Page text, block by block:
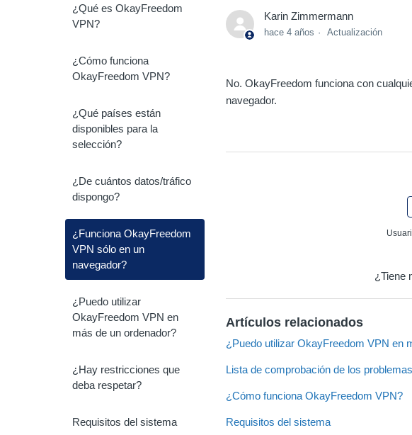
¿Qué es OkayFreedom
VPN?
¿Cómo funciona
OkayFreedom VPN?
¿Qué países están
disponibles para la
selección?
¿De cuántos datos/tráfico
dispongo?
¿Funciona OkayFreedom
VPN sólo en un
navegador?
¿Puedo utilizar
OkayFreedom VPN en
más de un ordenador?
¿Hay restricciones que
deba respetar?
Requisitos del sistema
Karin Zimmermann
hace 4 años Actualización
No. OkayFreedom funciona con
navegador.
¿Tiene
Artículos relacionados
¿Puedo utilizar OkayFreedom VPN en
Lista de comprobación de los
¿Cómo funciona OkayFreedom VPN?
Requisitos del sistema